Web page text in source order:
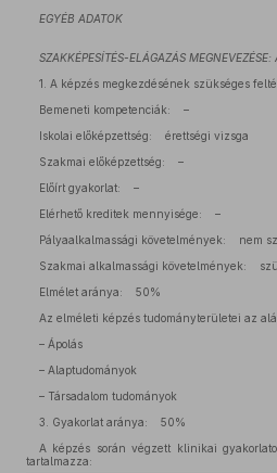
EGYÉB ADATOK
SZAKKÉPESÍTÉS-ELÁGAZÁS
1. A képzés megkezdésének szükséges
Bemeneti kompetenciák: –
Iskolai előképzettség: érettségi vizsga
Szakmai előképzettség: –
Előírt gyakorlat: –
Elérhető kreditek mennyisége: –
Pályaalkalmassági követelmények: nem
Szakmai alkalmassági követelmények:
Elmélet aránya: 50%
Az elméleti képzés tudományterületei az
– Ápolás
– Alaptudományok
– Társadalom tudományok
3. Gyakorlat aránya: 50%
A képzés során végzett klinikai
tartalmazza: